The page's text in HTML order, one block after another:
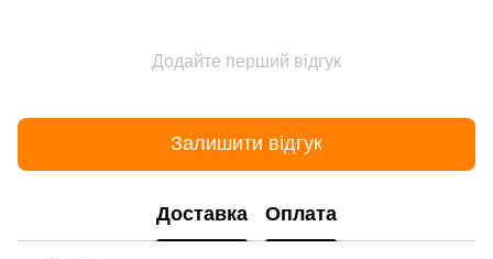
Додайте перший відгук
Залишити відгук
Доставка Оплата